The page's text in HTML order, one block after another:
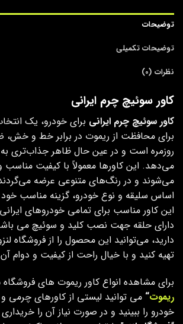
توضیحات
توضیحات تکمیلی
نظرات (0)
کاور سوئیچ چرم ایرانی
کاور سوئیچ چرم ایرانی برای خودرو، یک
برای محافظت از ریموت در برابر خط‌ و خش،
روزمره است و در عین حال ظاهر جذاب‌تری به
می‌دهد. این کاورها معمولاً با کیفیت مناسب
می‌شوند و در رنگ‌های متنوعی عرضه می‌گردند
اساس سلیقه و نوع خودرو، گزینه مناسب خود
این کاور مناسب برای تمامی خودروهای
دارای حلقه جهت نصب کلید و سوئیچ می
دارید، می‌توانید این محصول را از فروشگاه
تهیه کنید و با خیال راحت از کیفیت و دوام
برای مشاهده انواع کاور ریموت های فروشگاه
ریموت“ می توانید لیستی از کاورهای چرمی
خودرو را ببینید و در صورت نیاز آن را